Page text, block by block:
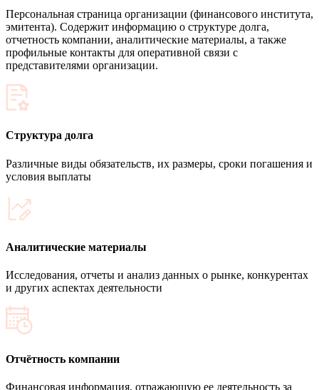
Cbonds Pages
Персональная страница организации (финансового института,
отчетность компании, аналитические материалы, а также
профильные контакты для оперативной связи с
представителями организации.
Структура долга
Различные виды обязательств, их размеры, сроки погашения и
Аналитические материалы
Исследования, отчеты и анализ данных о рынке, конкурентах
и других аспектах деятельности